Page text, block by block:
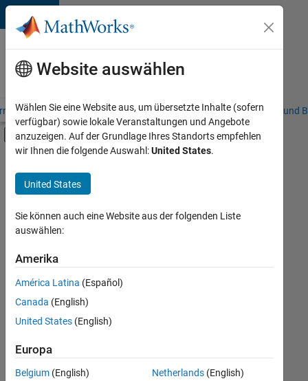
Weiter zum Inhalt
Karriere
bei
MathWorks
– Übersicht Stellensuche Niederlassungen Studierende und
Umschaltung für Off-Canvas-
Hauptinhalt
Information Technology
Commercial Sales
Sales Operations
Marketing Communications
Marketing Services
Business Model Team
+5
Derzeit
es
keine
offenen
Stellen,
Ihren
Suchkriterien
Website auswählen
Wählen Sie eine Website aus, um übersetzte Inhalte (sofern
verfügbar) sowie lokale Veranstaltungen und Angebote
anzuzeigen. Auf der Grundlage Ihres Standorts empfehlen
wir Ihnen die folgende Auswahl:United States.
United States
Sie können auch eine Website aus der folgenden Liste
auswählen:
Amerika
América Latina (Español)
Canada (English)
United States (English)
Europa
Belgium (English)
Netherlands(English)